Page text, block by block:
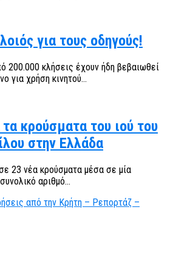
για τους οδηγούς!
200.000 κλήσεις έχουν ήδη βεβαιωθεί
για χρήση κινητού...
κρούσματα του ιού του
στην Ελλάδα
23 νέα κρούσματα μέσα σε μία
αριθμό...